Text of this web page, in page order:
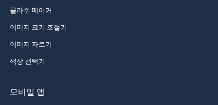
콜라주 메이커
이미지 크기 조절기
이미지 자르기
색상 선택기
모바일 앱